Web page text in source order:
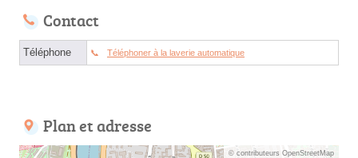
Contact
Téléphone Téléphoner à la laverie automatique
Plan et adresse
© contributeurs OpenStreetMap